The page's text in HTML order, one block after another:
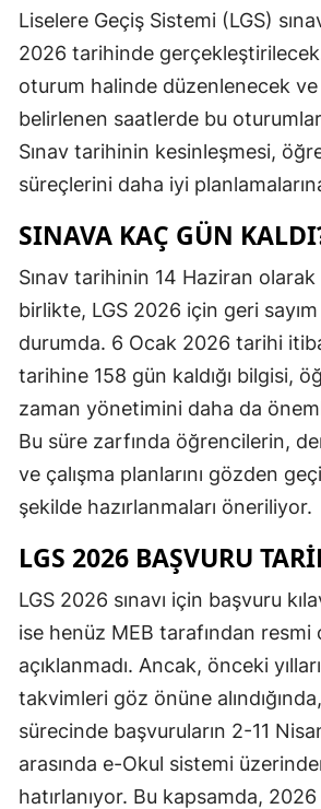
Liselere Geçiş Sistemi (LGS)
2026 tarihinde gerçekleştirilecek.
oturum halinde düzenlenecek
belirlenen saatlerde bu
Sınav tarihinin kesinleşmesi,
süreçlerini daha iyi
SINAVA KAÇ GÜN
Sınav tarihinin 14 Haziran
birlikte, LGS 2026 için geri sayım
durumda. 6 Ocak 2026 tarihi
tarihine 158 gün kaldığı bilgisi,
zaman yönetimini daha da
Bu süre zarfında öğrencilerin,
ve çalışma planlarını gözden
şekilde hazırlanmaları öneriliyor.
LGS 2026 BAŞVURU
LGS 2026 sınavı için başvuru
ise henüz MEB tarafından resmi
açıklanmadı. Ancak, önceki
takvimleri göz önüne
sürecinde başvuruların 2-11
arasında e-Okul sistemi
hatırlanıyor. Bu kapsamda, 2026